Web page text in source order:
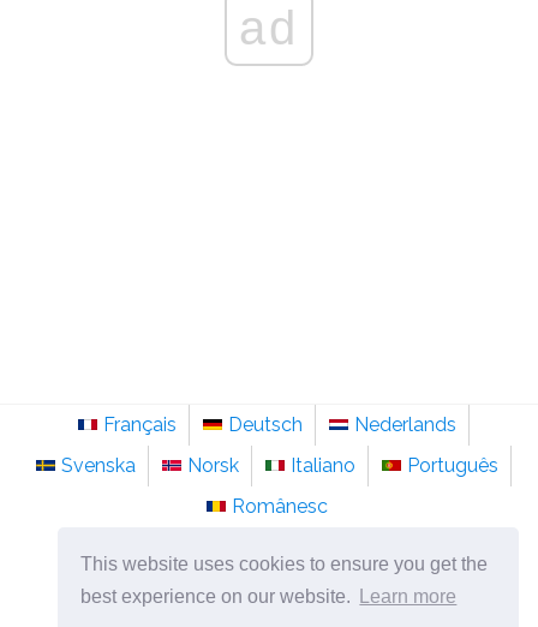
This website uses cookies to ensure you get the
best experience on our website.
Learn more
ad
Français Deutsch
Nederlands
Svenska
Norsk Italiano
Português
Românesc
©2026no.sainte-anastasie.org
Psykologi, filosofi og tenkning om livet.